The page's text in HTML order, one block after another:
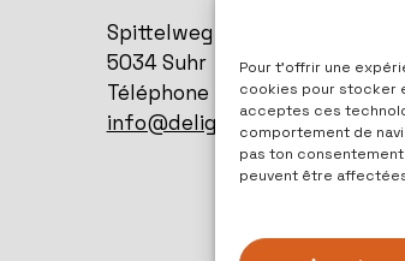
Pour t'offrir une
cookies pour stocker
acceptes ces
comportement de
pas ton
peuvent être
Spittelweg 1
5034 Suhr
Téléphone +41 31 700 00 00
info@deligno.ch